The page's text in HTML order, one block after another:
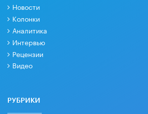
Новости
Колонки
Аналитика
Интервью
Рецензии
Видео
РУБРИКИ